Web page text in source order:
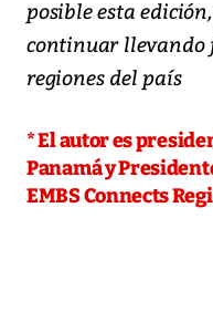
posible esta
continuar llevando
regiones del país
* El autor es
Panamá y
EMBS Connects